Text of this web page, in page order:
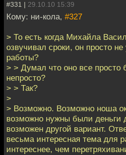
#331 | 29.10.10 15:39
Кому: ни-кола, #327
> То есть когда Михайла
озвучивал сроки, он просто
работы?
> > Думал что оно все просто
непросто?
> > Так?
>
> Возможно. Возможно ноша
возможно нужны были деньги
возможен другой вариант.
весьма интересная тема для
интереснее, чем